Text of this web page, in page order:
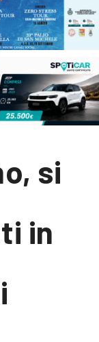
si
in